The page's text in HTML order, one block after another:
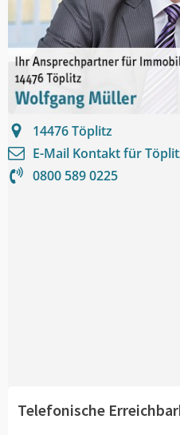
14476Töplitz
E-Mail Kontakt für
0800 589 0225
Telefonische